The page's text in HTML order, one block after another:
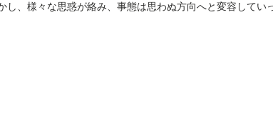
し、様々な思惑が絡み、事態は思わぬ方向へと変容してい